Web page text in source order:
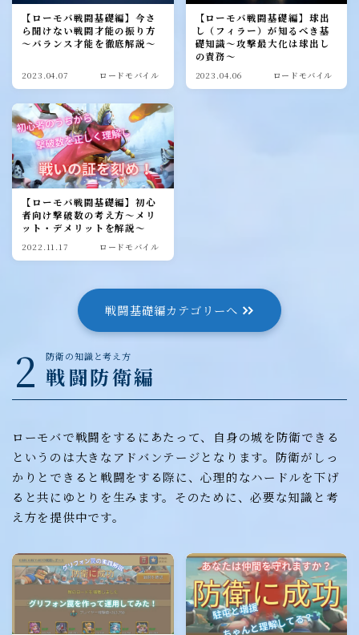
【ローモバ戦闘基礎編】今さ
ら聞けない戦闘才能の振り方
～バランス才能を徹底解説～
2023.04.07 ロードモバイル
【ローモバ戦闘基礎編】球出
し（フィラー）が知るべき基
礎知識～攻撃最大化は球出し
の責務～
2023.04.06 ロードモバイル
【ローモバ戦闘基礎編】初心
者向け撃破数の考え方～メリ
ット・デメリットを解説～
2022.11.17 ロードモバイル
戦闘基礎編カテゴリーへ
2 防衛の知識と考え方
戦闘防衛編
ローモバで戦闘をするにあたって、自身の城を防衛できる
というのは大きなアドバンテージとなります。防衛がしっ
かりとできると戦闘をする際に、心理的なハードルを下げ
ると共にゆとりを生みます。そのために、必要な知識と考
え方を提供中です。